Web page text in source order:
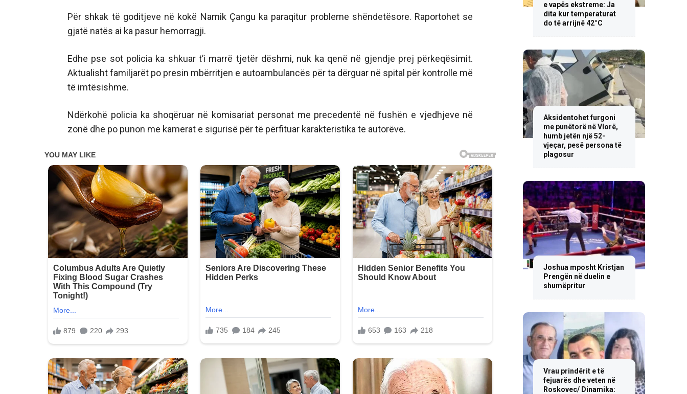
Për shkak të goditjeve në kokë Namik Çangu ka paraqitur probleme shëndetësore. Raportohet se
gjatë natës ai ka pasur hemorragji.
Edhe pse sot policia ka shkuar t’i marrë tjetër dëshmi, nuk ka qenë në gjendje prej përkeqësimit.
Aktualisht familjarët po presin mbërritjen e autoambulancës për ta dërguar në spital për kontrolle më
të imtësishme.
Ndërkohë policia ka shoqëruar në komisariat personat me precedentë në fushën e vjedhjeve në
zonë dhe po punon me kamerat e sigurisë për të përfituar karakteristika te autorëve.
e vapës ekstreme: Ja
dita kur temperaturat
do të arrijnë 42°C
Aksidentohet furgoni
me punëtorë në Vlorë,
humb jetën një 52-
vjeçar, pesë persona të
plagosur
Joshua mposht Kristjan
Prengën në duelin e
shumëpritur
Vrau prindërit e të
fejuarës dhe veten në
Roskovec/ Dinamika: